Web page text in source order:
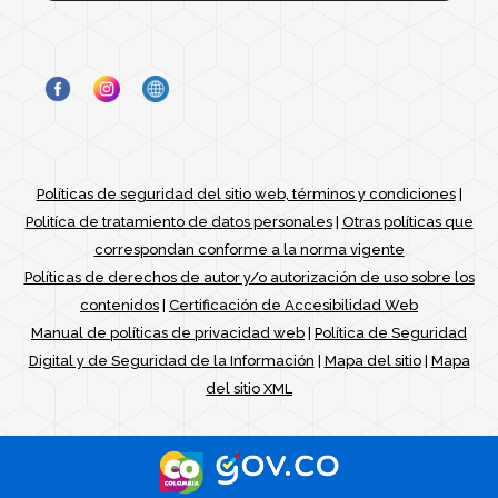
Políticas de seguridad del sitio web, términos y condiciones|
Politíca de tratamiento de datos personales| Otras políticas que
correspondan conforme a la norma vigente
Políticas de derechos de autor y/o autorización de uso sobre los
contenidos Certificación de Accesibilidad Web
Manual de políticas de privacidad web Política de Seguridad
Digital y de Seguridad de la Información
Mapa del sitio| Mapa
del sitio XML